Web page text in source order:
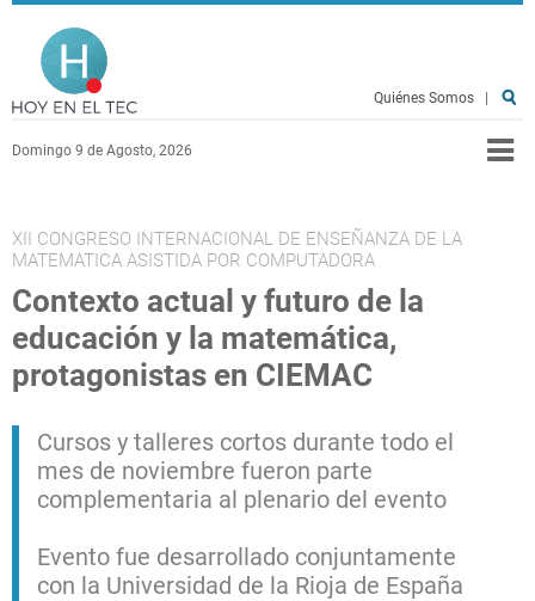
Pasar al contenido principal
Domingo 9 de Agosto, 2026
Quiénes Somos
XII CONGRESO INTERNACIONAL DE ENSEÑANZA DE LA
MATEMATICA ASISTIDA POR COMPUTADORA
Contexto actual y futuro de la
educación y la matemática,
protagonistas en CIEMAC
Cursos y talleres cortos durante todo el
mes de noviembre fueron parte
complementaria al plenario del evento
Evento fue desarrollado conjuntamente
con la Universidad de la Rioja de España